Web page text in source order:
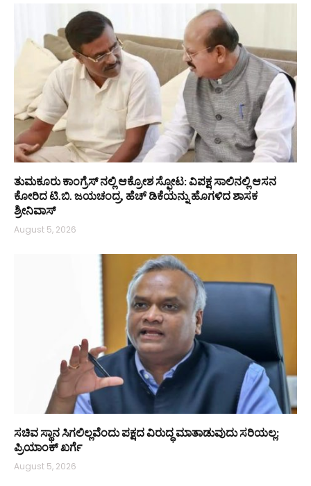
ತುಮಕೂರು ಕಾಂಗ್ರೆಸ್ ನಲ್ಲಿ ಆಕ್ರೋಶ ಸ್ಫೋಟ: ವಿಪಕ್ಷ ಸಾಲಿನಲ್ಲಿ ಆಸನ
ಕೋರಿದ ಟಿ.ಬಿ. ಜಯಚಂದ್ರ, ಹೆಚ್ ಡಿಕೆಯನ್ನು ಹೊಗಳಿದ ಶಾಸಕ
ಶ್ರೀನಿವಾಸ್
August 5, 2026
ಸಚಿವ ಸ್ಥಾನ ಸಿಗಲಿಲ್ಲವೆಂದು ಪಕ್ಷದ ವಿರುದ್ಧ ಮಾತಾಡುವುದು ಸರಿಯಲ್ಲ:
ಪ್ರಿಯಾಂಕ್ ಖರ್ಗೆ
August 5, 2026